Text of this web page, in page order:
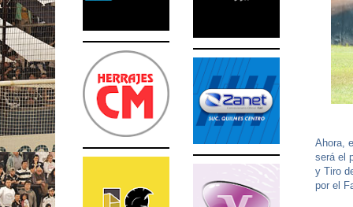
Ahora,
será el
y Tiro
por el